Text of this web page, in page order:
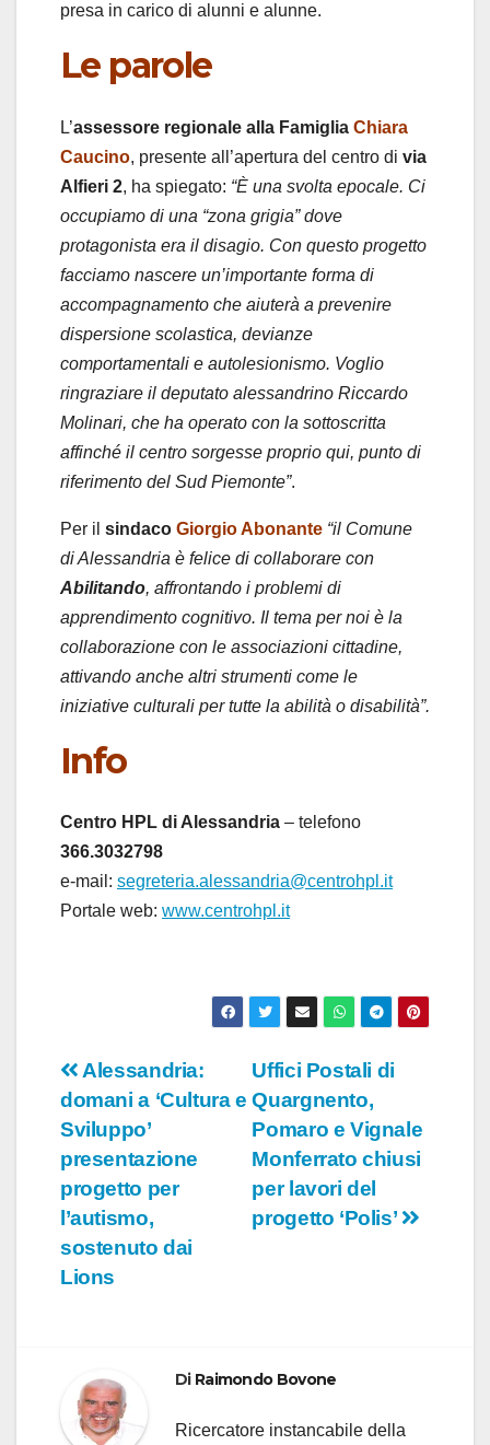
presa in carico di alunni e alunne.
Le parole
L’assessore regionale alla Famiglia Chiara
Caucino, presente all’apertura del centro di via
Alfieri 2, ha spiegato: “È una svolta epocale. Ci
occupiamo di una “zona grigia” dove
protagonista era il disagio. Con questo progetto
facciamo nascere un’importante forma di
accompagnamento che aiuterà a prevenire
dispersione scolastica, devianze
comportamentali e autolesionismo. Voglio
ringraziare il deputato alessandrino Riccardo
Molinari, che ha operato con la sottoscritta
affinché il centro sorgesse proprio qui, punto di
riferimento del Sud Piemonte”.
Per il sindaco Giorgio Abonante “il Comune
di Alessandria è felice di collaborare con
Abilitando, affrontando i problemi di
apprendimento cognitivo. Il tema per noi è la
collaborazione con le associazioni cittadine,
attivando anche altri strumenti come le
iniziative culturali per tutte la abilità o disabilità”.
Info
Centro HPL di Alessandria – telefono
366.3032798
e-mail: segreteria.alessandria@centrohpl.it
Portale web: www.centrohpl.it
Navigazione
articoli
Uffici Postali di
Quargnento,
Pomaro e Vignale
Monferrato chiusi
per lavori del
progetto ‘Polis’
Alessandria:
domani a ‘Cultura e
Sviluppo’
presentazione
progetto per
l’autismo,
sostenuto dai
Lions
Di Raimondo Bovone
Ricercatore instancabile della